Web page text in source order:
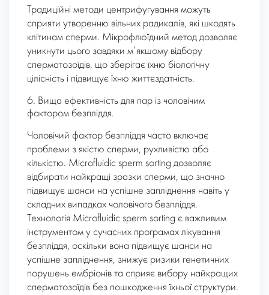
Традиційні методи центрифугування можуть
сприяти утворенню вільних радикалів, які шкодять
клітинам сперми. Мікрофлюїдний метод дозволяє
уникнути цього завдяки м’якшому відбору
сперматозоїдів, що зберігає їхню біологічну
цілісність і підвищує їхню життєздатність.
6. Вища ефективність для пар із чоловічим
фактором безпліддя.
Чоловічий фактор безпліддя часто включає
проблеми з якістю сперми, рухливістю або
кількістю. Microfluidic sperm sorting дозволяє
відбирати найкращі зразки сперми, що значно
підвищує шанси на успішне запліднення навіть у
складних випадках чоловічого безпліддя.
Технологія Microfluidic sperm sorting є важливим
інструментом у сучасних програмах лікування
безпліддя, оскільки вона підвищує шанси на
успішне запліднення, знижує ризики генетичних
порушень ембріонів та сприяє вибору найкращих
сперматозоїдів без пошкодження їхньої структури.